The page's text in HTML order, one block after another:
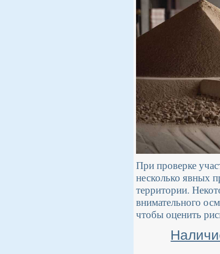
При проверке
несколько явных
территории.
внимательного
чтобы оценить